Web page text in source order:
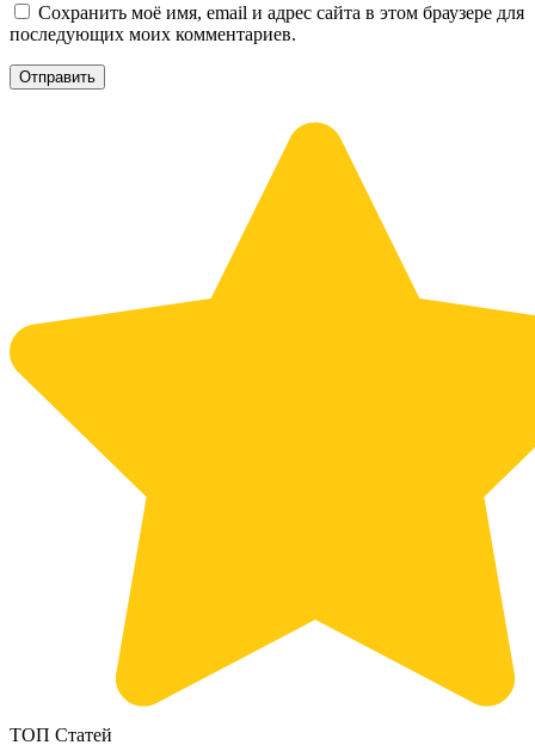
Сохранить моё имя, email и адрес сайта в этом браузере для
последующих моих комментариев.
ТОП Статей